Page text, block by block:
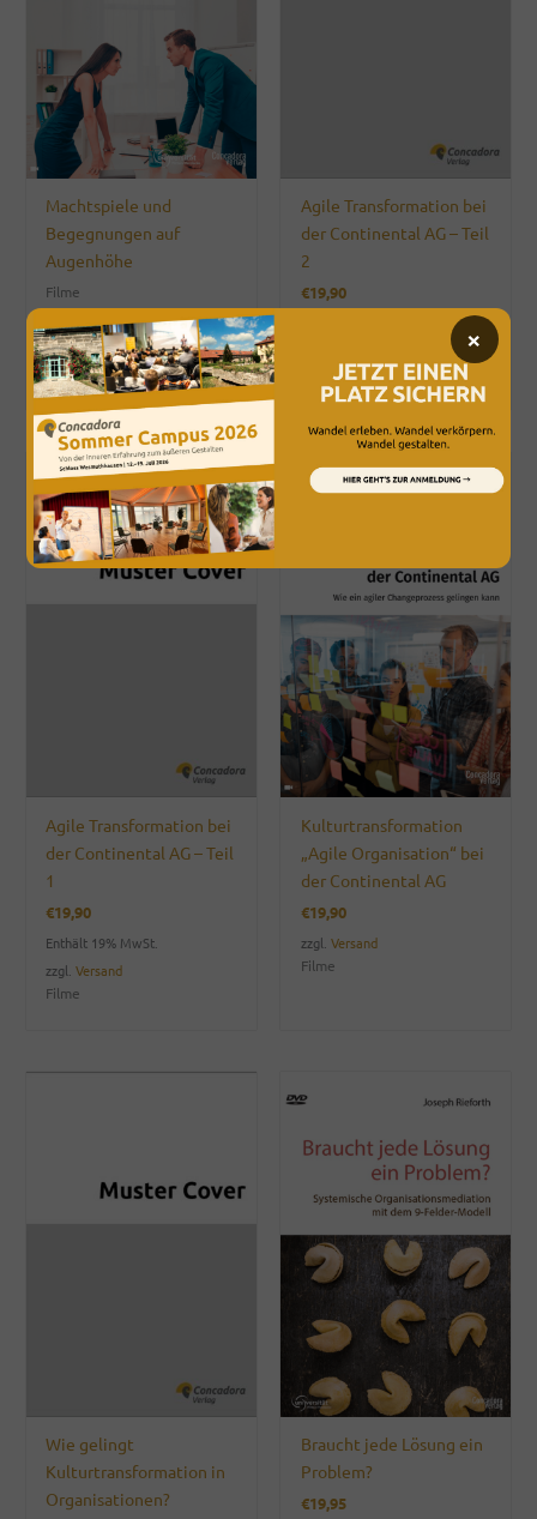
Machtspiele und
Begegnungen auf
Augenhöhe
Filme
Agile Transformation bei
der Continental AG – Teil
2
€19,90
Filme
Agile Transformation bei
der Continental AG – Teil
1
€19,90
Enthält 19% MwSt.
zzgl.Versand
Filme
Kulturtransformation
„Agile Organisation“ bei
der Continental AG
€19,90
zzgl. Versand
Filme
Wie gelingt
Kulturtransformation in
Organisationen?
Braucht jede Lösung ein
Problem?
€19,95
×